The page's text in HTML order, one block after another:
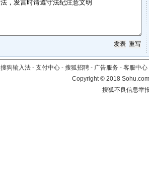
搜狗输入法 - 支付中心 - 搜狐招聘 - 广告服务 - 客服中心
Copyright©2018
搜狐不良信息举